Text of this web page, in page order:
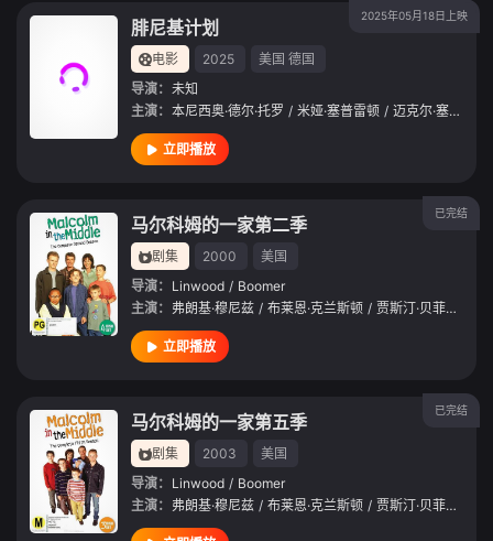
2025年05月18日上映
腓尼基计划
电影 2025 美国 德国
导演： 未知
主演： 本尼西奥·德尔·托罗 / 米娅·塞普雷顿 / 迈克尔·塞拉
立即播放
已完结
马尔科姆的一家第二季
剧集 2000
美国
导演： Linwood / Boomer
主演： 弗朗基·穆尼兹 / 布莱恩·克兰斯顿 / 贾斯汀·贝菲尔德
立即播放
已完结
马尔科姆的一家第五季
剧集 2003
美国
导演： Linwood / Boomer
主演： 弗朗基·穆尼兹 / 布莱恩·克兰斯顿 / 贾斯汀·贝菲尔德